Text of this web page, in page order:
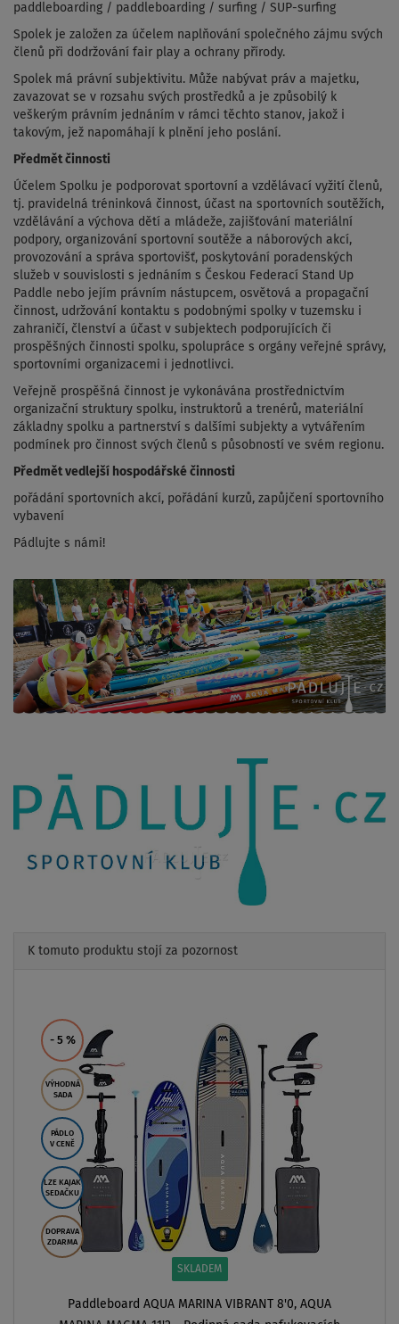
paddleboarding / paddleboarding / surfing / SUP-surfing
Spolek je založen za účelem naplňování společného zájmu svých
členů při dodržování fair play a ochrany přírody.
Spolek má právní subjektivitu. Může nabývat práv a majetku,
zavazovat se v rozsahu svých prostředků a je způsobilý k
veškerým právním jednáním v rámci těchto stanov, jakož i
takovým, jež napomáhají k plnění jeho poslání.
Předmět činnosti
Účelem Spolku je podporovat sportovní a vzdělávací vyžití členů,
tj. pravidelná tréninková činnost, účast na sportovních soutěžích,
vzdělávání a výchova dětí a mládeže, zajišťování materiální
podpory, organizování sportovní soutěže a náborových akcí,
provozování a správa sportovišť, poskytování poradenských
služeb v souvislosti s jednáním s Českou Federací Stand Up
Paddle nebo jejím právním nástupcem, osvětová a propagační
činnost, udržování kontaktu s podobnými spolky v tuzemsku i
zahraničí, členství a účast v subjektech podporujících či
prospěšných činnosti spolku, spolupráce s orgány veřejné správy,
sportovními organizacemi i jednotlivci.
Veřejně prospěšná činnost je vykonávána prostřednictvím
organizační struktury spolku, instruktorů a trenérů, materiální
základny spolku a partnerství s dalšími subjekty a vytvářením
podmínek pro činnost svých členů s působností ve svém regionu.
Předmět vedlejší hospodářské činnosti
pořádání sportovních akcí, pořádání kurzů, zapůjčení sportovního
vybavení
Pádlujte s námi!
K tomuto produktu stojí za pozornost
- 5 %
VÝHODNÁ
SADA
PÁDLO
V CENĚ
LZE KAJAK
SEDAČKU
DOPRAVA
ZDARMA
SKLADEM
Paddleboard AQUA MARINA VIBRANT 8'0, AQUA